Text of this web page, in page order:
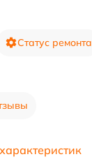
Статус ремонта